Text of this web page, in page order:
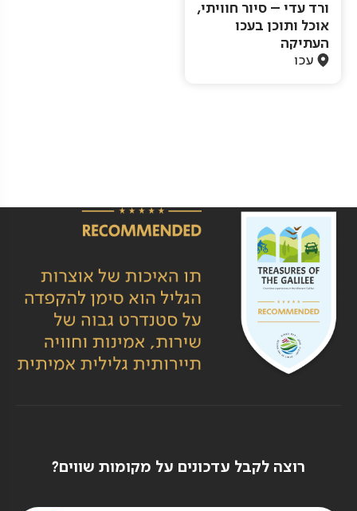
ורד עדי – סיור חוויתי,
אוכל ותוכן בעכו
העתיקה
עכו
רוצה לקבל עדכונים על מקומות שווים?